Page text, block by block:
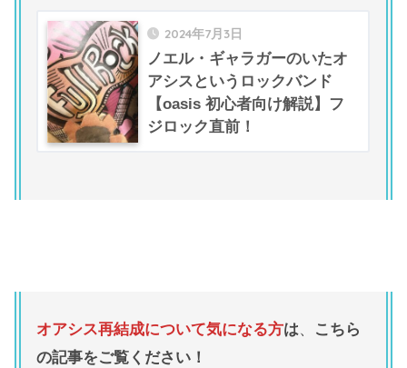
2024年7月3日
ノエル・ギャラガーのいたオ
アシスというロックバンド
【oasis 初心者向け解説】フ
ジロック直前！
オアシス再結成について気になる方は、 こちら
の記事をご覧ください！